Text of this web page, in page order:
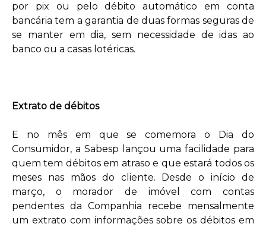
por pix ou pelo débito automático em conta
bancária tem a garantia de duas formas seguras de
se manter em dia, sem necessidade de idas ao
banco ou a casas lotéricas.
Extrato de débitos
E no mês em que se comemora o Dia do
Consumidor, a Sabesp lançou uma facilidade para
quem tem débitos em atraso e que estará todos os
meses nas mãos do cliente. Desde o início de
março, o morador de imóvel com contas
pendentes da Companhia recebe mensalmente
um extrato com informações sobre os débitos em